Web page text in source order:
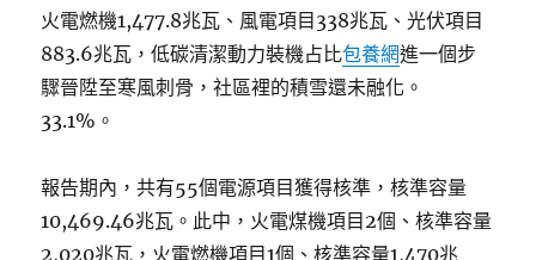
火電燃機1,477.8兆瓦、風電項目338兆瓦、光伏項目
883.6兆瓦，低碳清潔動力裝機占比包養網進一個步
驟晉陞至寒風刺骨，社區裡的積雪還未融化。
33.1%。
報告期內，共有55個電源項目獲得核準，核準容量
10,469.46兆瓦。此中，火電煤機項目2個、核準容量
2,020兆瓦，火電燃機項目1個、核準容量1,470兆